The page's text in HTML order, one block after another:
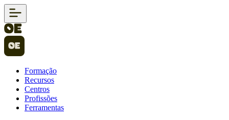
Formação
Recursos
Centros
Profissões
Ferramentas